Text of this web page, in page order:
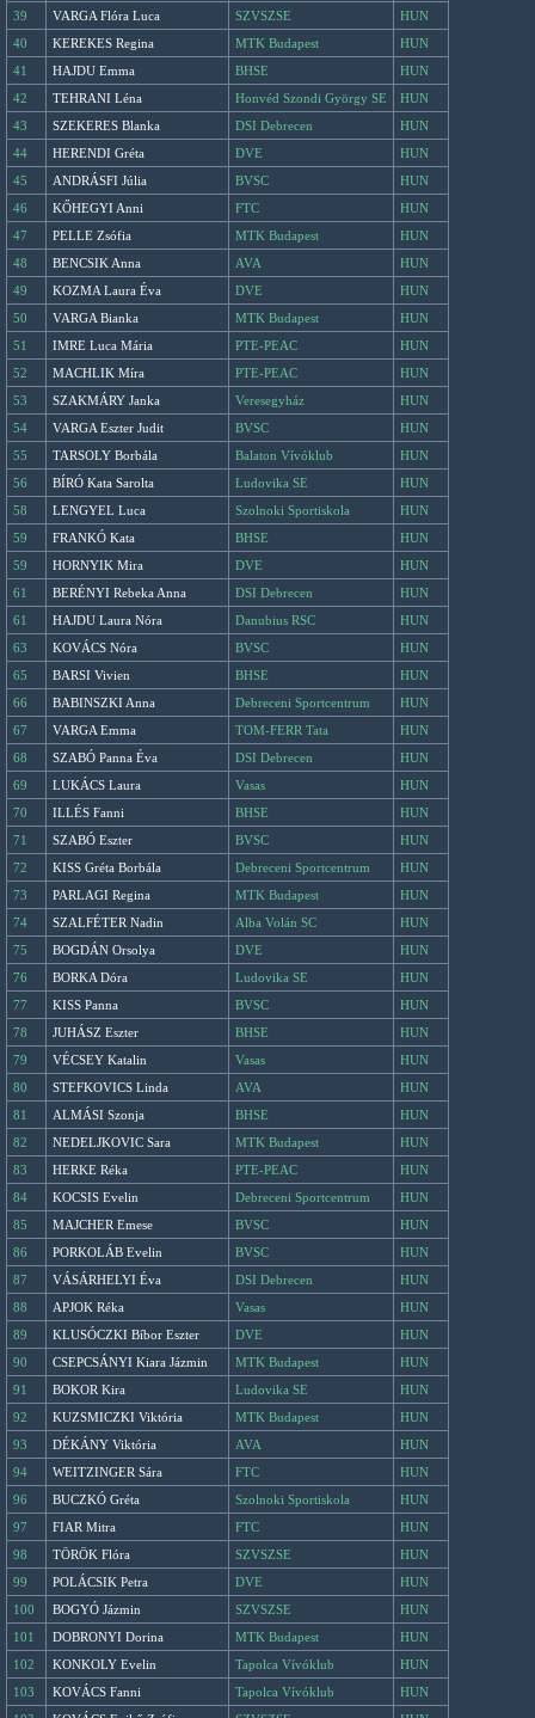
39
VARGA Flóra Luca SZVSZSE
HUN
40
KEREKES Regina MTK Budapest
HUN
41
HAJDU Emma BHSE
HUN
42
TEHRANI Léna Honvéd Szondi György SE
HUN
43
SZEKERES Blanka DSI Debrecen
HUN
44
HERENDI Gréta DVE
HUN
45
ANDRÁSFI Júlia BVSC
HUN
46
KŐHEGYI Anni FTC
HUN
47
PELLE Zsófia MTK Budapest
HUN
48
BENCSIK Anna AVA
HUN
49
KOZMA Laura Éva DVE
HUN
50
VARGA Bianka MTK Budapest
HUN
51
IMRE Luca Mária PTE-PEAC
HUN
52
MACHLIK Míra PTE-PEAC
HUN
53
SZAKMÁRY Janka Veresegyház
HUN
54
VARGA Eszter Judit BVSC
HUN
55
TARSOLY Borbála Balaton Vívóklub
HUN
56
BÍRÓ Kata Sarolta Ludovika SE
HUN
58
LENGYEL Luca Szolnoki Sportiskola
HUN
59
FRANKÓ Kata BHSE
HUN
59
HORNYIK Mira DVE
HUN
61
BERÉNYI Rebeka Anna DSI Debrecen
HUN
61
HAJDU Laura Nóra Danubius RSC
HUN
63
KOVÁCS Nóra BVSC
HUN
65
BARSI Vivien BHSE
HUN
66
BABINSZKI Anna Debreceni Sportcentrum
HUN
67
VARGA Emma TOM-FERR Tata
HUN
68
SZABÓ Panna Éva DSI Debrecen
HUN
69
LUKÁCS Laura Vasas
HUN
70
ILLÉS Fanni BHSE
HUN
71
SZABÓ Eszter BVSC
HUN
72
KISS Gréta Borbála Debreceni Sportcentrum
HUN
73
PARLAGI Regina MTK Budapest
HUN
74
SZALFÉTER Nadin Alba Volán SC
HUN
75
BOGDÁN Orsolya DVE
HUN
76
BORKA Dóra Ludovika SE
HUN
77
KISS Panna BVSC
HUN
78
JUHÁSZ Eszter BHSE
HUN
79
VÉCSEY Katalin Vasas
HUN
80
STEFKOVICS Linda AVA
HUN
81
ALMÁSI Szonja BHSE
HUN
82
NEDELJKOVIC Sara MTK Budapest
HUN
83
HERKE Réka PTE-PEAC
HUN
84
KOCSIS Evelin Debreceni Sportcentrum
HUN
85
MAJCHER Emese BVSC
HUN
86
PORKOLÁB Evelin BVSC
HUN
87
VÁSÁRHELYI Éva DSI Debrecen
HUN
88
APJOK Réka Vasas
HUN
89
KLUSÓCZKI Bíbor Eszter DVE
HUN
90
CSEPCSÁNYI Kiara Jázmin MTK Budapest
HUN
91
BOKOR Kira Ludovika SE
HUN
92
KUZSMICZKI Viktória MTK Budapest
HUN
93
DÉKÁNY Viktória AVA
HUN
94
WEITZINGER Sára FTC
HUN
96
BUCZKÓ Gréta Szolnoki Sportiskola
HUN
97
FIAR Mitra FTC
HUN
98
TÖRÖK Flóra SZVSZSE
HUN
99
POLÁCSIK Petra DVE
HUN
100
BOGYÓ Jázmin SZVSZSE
HUN
101
DOBRONYI Dorina MTK Budapest
HUN
102
KONKOLY Evelin Tapolca Vívóklub
HUN
103
KOVÁCS Fanni Tapolca Vívóklub
HUN